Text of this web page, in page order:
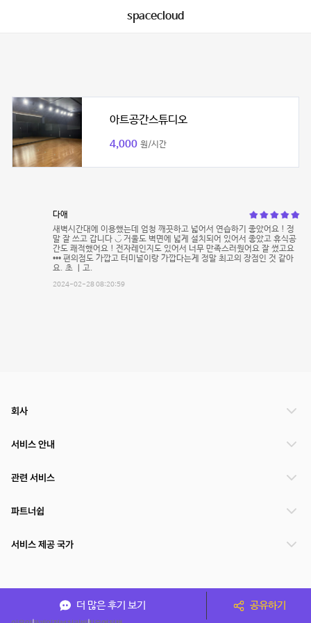
spacecloud
아트공간스튜디오
4,000 원/시간
다애
새벽시간대에 이용했는데 엄청 깨끗하고 넓어서 연습하기 좋았어요 ! 정
말 잘 쓰고 갑니다 ◡̈ 거울도 벽면에 넓게 설치되어 있어서 좋았고 휴식공
간도 쾌적했어요 ! 전자레인지도 있어서 너무 만족스러웠어요 잘 썼고요
••• 편의점도 가깝고 터미널이랑 가깝다는게 정말 최고의 장점인 것 같아
요. 초 ㅣ고.
2024-02-28 08:20:59
더 많은 후기 보기 공유하기
회사
서비스 안내
관련 서비스
파트너쉽
서비스 제공 국가